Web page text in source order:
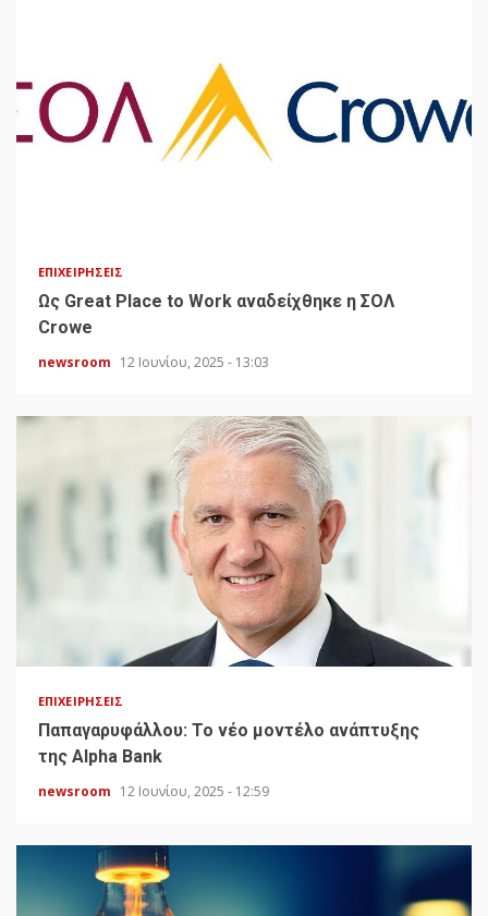
ΕΠΙΧΕΙΡΉΣΕΙΣ
Ως Great Place to Work αναδείχθηκε η ΣΟΛ
Crowe
newsroom 12 Ιουνίου, 2025 - 13:03
ΕΠΙΧΕΙΡΉΣΕΙΣ
Παπαγαρυφάλλου: Το νέο μοντέλο ανάπτυξης
της Alpha Bank
newsroom 12 Ιουνίου, 2025 - 12:59